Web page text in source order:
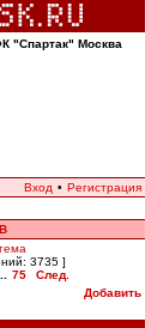
"Спартак" Москва
Вход • Регистрация
3735 ]
75
След.
Добавить